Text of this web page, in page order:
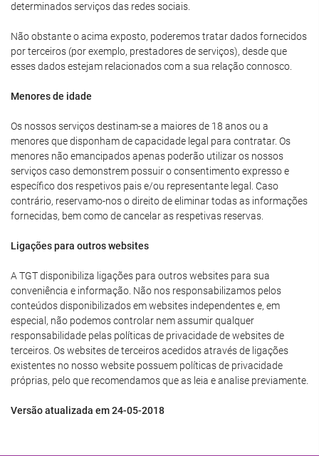
determinados serviços das redes sociais.
Não obstante o acima exposto, poderemos tratar dados fornecidos
por terceiros (por exemplo, prestadores de serviços), desde que
esses dados estejam relacionados com a sua relação connosco.
Menores de idade
Os nossos serviços destinam-se a maiores de 18 anos ou a
menores que disponham de capacidade legal para contratar. Os
menores não emancipados apenas poderão utilizar os nossos
serviços caso demonstrem possuir o consentimento expresso e
específico dos respetivos pais e/ou representante legal. Caso
contrário, reservamo-nos o direito de eliminar todas as informações
fornecidas, bem como de cancelar as respetivas reservas.
Ligações para outros websites
A TGT disponibiliza ligações para outros websites para sua
conveniência e informação. Não nos responsabilizamos pelos
conteúdos disponibilizados em websites independentes e, em
especial, não podemos controlar nem assumir qualquer
responsabilidade pelas políticas de privacidade de websites de
terceiros. Os websites de terceiros acedidos através de ligações
existentes no nosso website possuem políticas de privacidade
próprias, pelo que recomendamos que as leia e analise previamente.
Versão atualizada em 24-05-2018